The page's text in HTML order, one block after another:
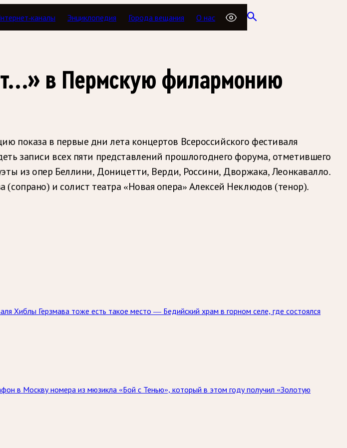
каналы Энциклопедия Города вещания О нас
в Пермскую филармонию
показа в первые дни лета концертов Всероссийского фестиваля
записи всех пяти представлений прошлогоднего форума, отметившего
из опер Беллини, Доницетти, Верди, Россини, Дворжака, Леонкавалло.
и солист театра «Новая опера» Алексей Неклюдов (тенор).
Хиблы Герзмава тоже есть такое место — Бедийский храм в горном селе, где состоялся
в Москву номера из мюзикла «Бой с Тенью», который в этом году получил «Золотую